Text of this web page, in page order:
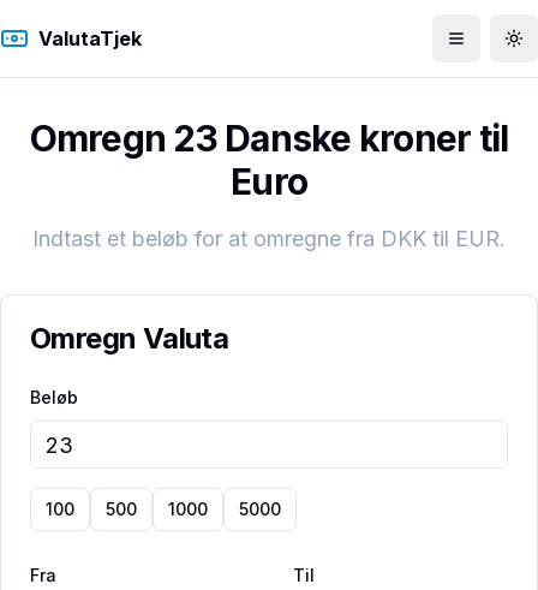
ValutaTjek Åbn menu
Omregn 23 Danske kroner til
Euro
Indtast et beløb for at omregne fra DKK til EUR.
Omregn Valuta
Beløb
100 500 1000 5000
Fra Til